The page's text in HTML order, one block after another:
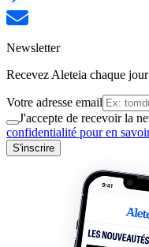
Newsletter
Recevez Aleteia chaque
Votre adresse email
J'accepte de recevoir la
confidentialité pour en
S'inscrire